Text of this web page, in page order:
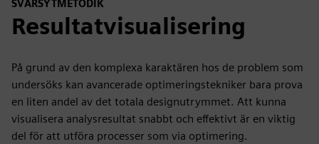
SVARSYTMETODIK
Resultatvisualisering
På grund av den komplexa karaktären hos de problem som
undersöks kan avancerade optimeringstekniker bara prova
en liten andel av det totala designutrymmet. Att kunna
visualisera analysresultat snabbt och effektivt är en viktig
del för att utföra processer som via optimering.